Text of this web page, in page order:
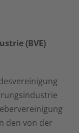
(BVE)
den von der